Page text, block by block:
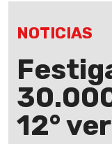
NOTICIAS
12°